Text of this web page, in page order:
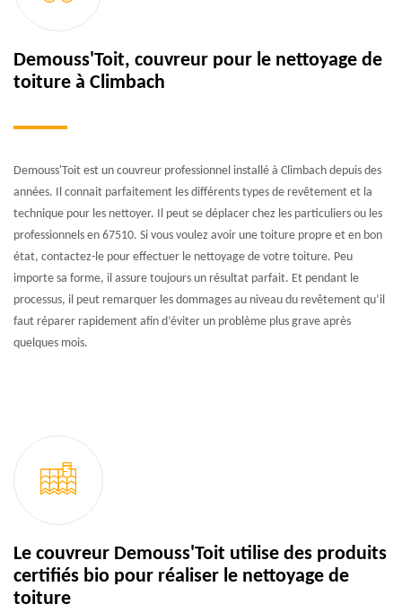
Demouss'Toit, couvreur pour le nettoyage de
toiture à Climbach
Demouss'Toit est un couvreur professionnel installé à Climbach depuis des
années. Il connait parfaitement les différents types de revêtement et la
technique pour les nettoyer. Il peut se déplacer chez les particuliers ou les
professionnels en 67510. Si vous voulez avoir une toiture propre et en bon
état, contactez-le pour effectuer le nettoyage de votre toiture. Peu
importe sa forme, il assure toujours un résultat parfait. Et pendant le
processus, il peut remarquer les dommages au niveau du revêtement qu’il
faut réparer rapidement afin d’éviter un problème plus grave après
quelques mois.
Le couvreur Demouss'Toit utilise des produits
certifiés bio pour réaliser le nettoyage de
toiture